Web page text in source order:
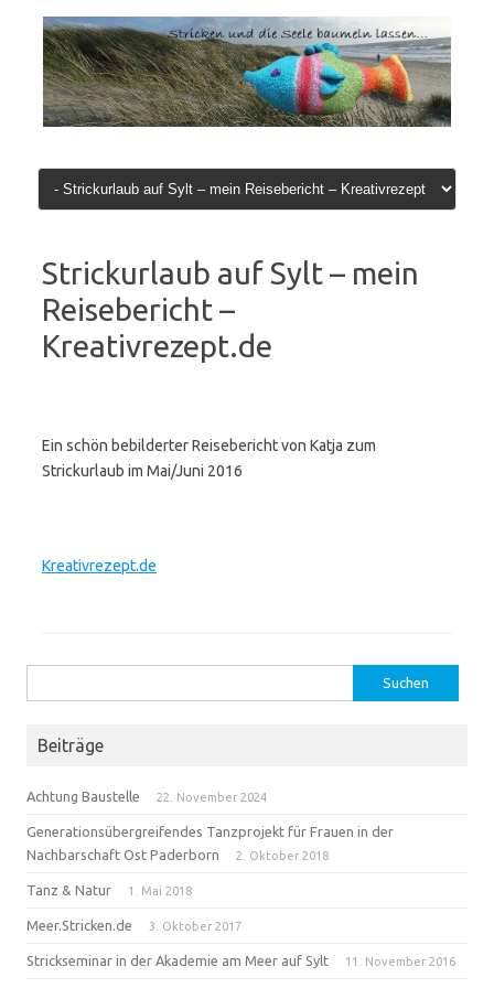
Inhalt
springen
Strickurlaub auf Sylt – mein
Reisebericht –
Kreativrezept.de
Ein schön bebilderter Reisebericht von Katja zum
Strickurlaub im Mai/Juni 2016
Kreativrezept.de
nach:
Beiträge
Achtung Baustelle 22. November 2024
Generationsübergreifendes Tanzprojekt für Frauen in der
Nachbarschaft Ost Paderborn
2. Oktober 2018
Tanz & Natur 1. Mai 2018
Meer.Stricken.de 3. Oktober 2017
Strickseminar in der Akademie am Meer auf Sylt 11. November 2016